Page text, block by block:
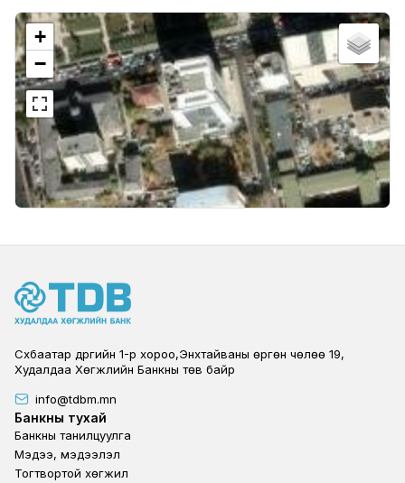
+
−
Сүхбаатар дүүргийн 1-р хороо,Энхтайваны өргөн чөлөө 19,
Худалдаа Хөгжлийн Банкны төв байр
info@tdbm.mn
Footer
Банкны тухай
Банкны танилцуулга
Мэдээ, мэдээлэл
Тогтвортой хөгжил